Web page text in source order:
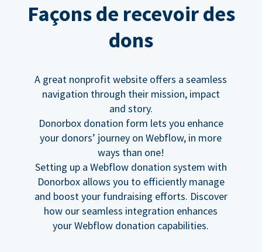
Façons de recevoir des
dons
A great nonprofit website offers a seamless
navigation through their mission, impact
and story.
Donorbox donation form lets you enhance
your donors’ journey on Webflow, in more
ways than one!
Setting up a Webflow donation system with
Donorbox allows you to efficiently manage
and boost your fundraising efforts. Discover
how our seamless integration enhances
your Webflow donation capabilities.